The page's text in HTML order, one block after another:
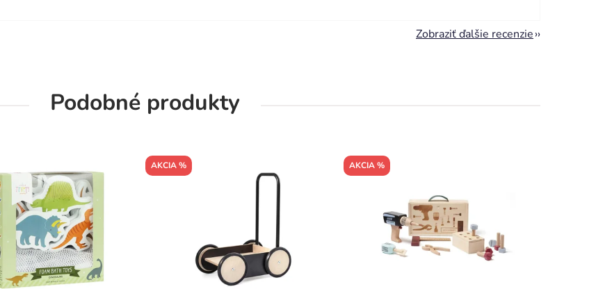
Zobraziť ďalšie recenzie
Podobné produkty
AKCIA % AKCIA %